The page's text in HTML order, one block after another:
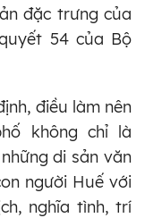
đặc trưng của
54 của Bộ
điều làm nên
không chỉ là
di sản văn
người Huế với
nghĩa tình, trí